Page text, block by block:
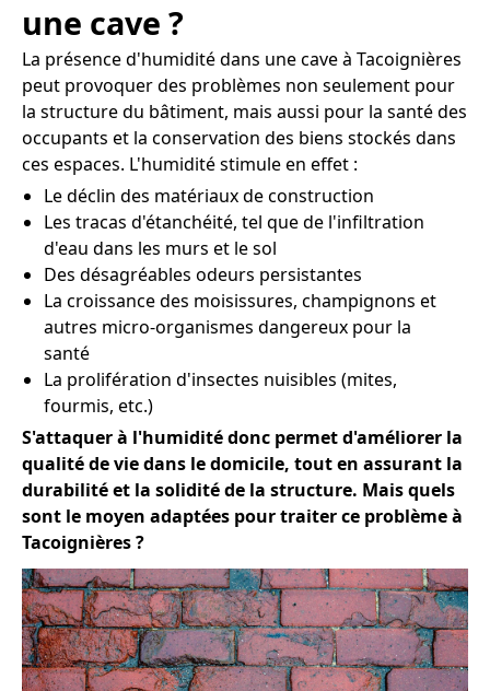
une cave ?
La présence d'humidité dans une cave à Tacoignières
peut provoquer des problèmes non seulement pour
la structure du bâtiment, mais aussi pour la santé des
occupants et la conservation des biens stockés dans
ces espaces. L'humidité stimule en effet :
Le déclin des matériaux de construction
Les tracas d'étanchéité, tel que de l'infiltration
d'eau dans les murs et le sol
Des désagréables odeurs persistantes
La croissance des moisissures, champignons et
autres micro-organismes dangereux pour la
santé
La prolifération d'insectes nuisibles (mites,
fourmis, etc.)
S'attaquer à l'humidité donc permet d'améliorer la
qualité de vie dans le domicile, tout en assurant la
durabilité et la solidité de la structure. Mais quels
sont le moyen adaptées pour traiter ce problème à
Tacoignières ?